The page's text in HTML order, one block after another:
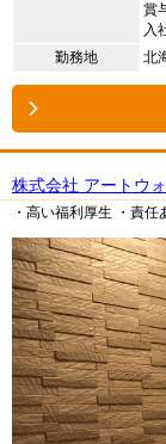
賞
入
勤務地
北
株式会社 アートウ
・高い福利厚生 ・責任